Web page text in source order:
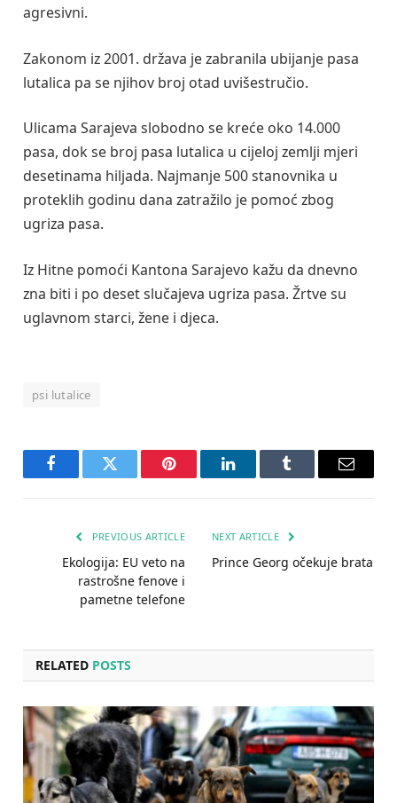
agresivni.
Zakonom iz 2001. država je zabranila ubijanje pasa
lutalica pa se njihov broj otad uvišestručio.
Ulicama Sarajeva slobodno se kreće oko 14.000
pasa, dok se broj pasa lutalica u cijeloj zemlji mjeri
desetinama hiljada. Najmanje 500 stanovnika u
proteklih godinu dana zatražilo je pomoć zbog
ugriza pasa.
Iz Hitne pomoći Kantona Sarajevo kažu da dnevno
zna biti i po deset slučajeva ugriza pasa. Žrtve su
uglavnom starci, žene i djeca.
psi lutalice
FacebookTwitter Pinterest LinkedInTumblr Email
PREVIOUS ARTICLE
Ekologija: EU veto na
rastrošne fenove i
pametne telefone
NEXT ARTICLE
Prince Georg očekuje brata
RELATED POSTS